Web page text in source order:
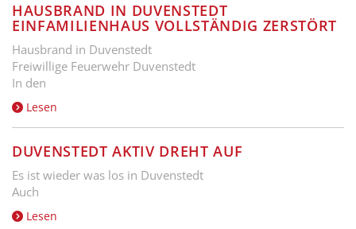
HAUSBRAND IN DUVENSTEDT
EINFAMILIENHAUS VOLLSTÄNDIG ZERSTÖRT
Hausbrand in Duvenstedt
Freiwillige Feuerwehr Duvenstedt
In den
Lesen
DUVENSTEDT AKTIV DREHT AUF
Es ist wieder was los in Duvenstedt
Auch
Lesen